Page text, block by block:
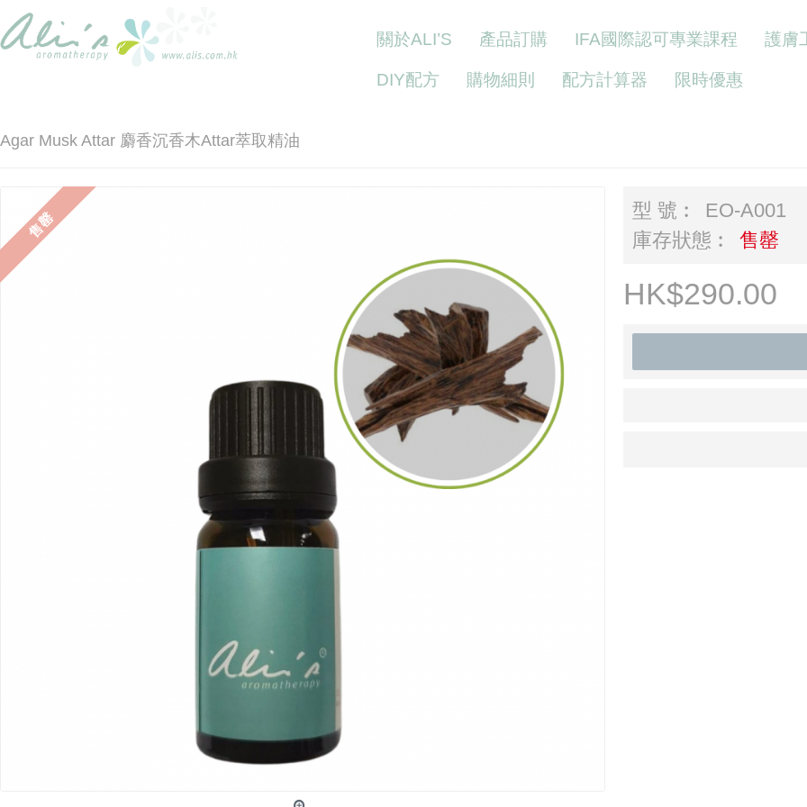
關於ALI’S 產品訂購 IFA國際認可專業課程 護膚
DIY配方 購物細則 配方計算器 限時優惠
Agar Musk Attar 麝香沉香木Attar萃取精油
售罄 型 號︰
EO-A001
庫存狀態︰
售罄
HK$290.00